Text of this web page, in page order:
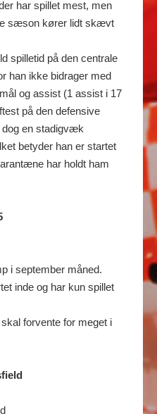
har spillet mest, men
sæson kører lidt skævt
spilletid på den centrale
han ikke bidrager med
og assist (1 assist i 17
på den defensive
dog en stadigvæk
betyder han er startet
har holdt ham
i september måned.
inde og har kun spillet
forvente for meget i